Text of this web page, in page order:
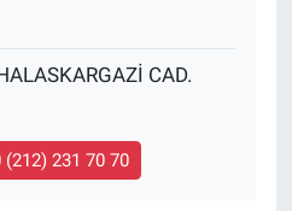
CAD.
(212) 231 70 70